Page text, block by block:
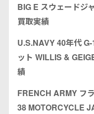
BIG E スウェードジ
買取実績
U.S.NAVY 40年代
ット WILLIS &
績
FRENCH ARMY フ
38 MOTORCYCLE